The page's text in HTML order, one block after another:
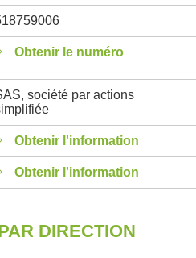
Obtenir le numéro
société par actions
Obtenir l'information
Obtenir l'information
DIRECTION